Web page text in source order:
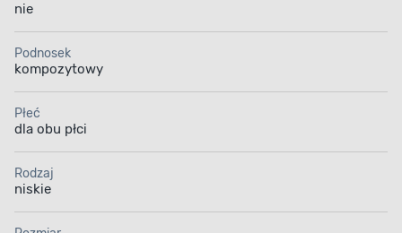
nie
Podnosek
kompozytowy
Płeć
dla obu płci
Rodzaj
niskie